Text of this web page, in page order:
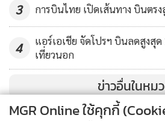
3 การบินไทย เปิดเส้นทาง บินตร
4
แอร์เอเชีย จัดโปรฯ บินลดสูงสุ
เที่ยวนอก
ข่าวอื่นในหม
MGR Online ใช้คุกกี้